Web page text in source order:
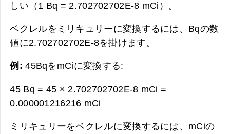
しい（1 Bq = 2.702702702E-8 mCi）。
ベクレルをミリキュリーに変換するには、Bqの数
値に2.702702702E-8を掛けます。
例:45BqをmCiに変換する:
45 Bq = 45 × 2.702702702E-8 mCi =
0.000001216216 mCi
ミリキュリーをベクレルに変換するには、mCiの